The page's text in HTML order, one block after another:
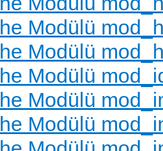
Modülü
Modülü
Modülü
Modülü
Modülü